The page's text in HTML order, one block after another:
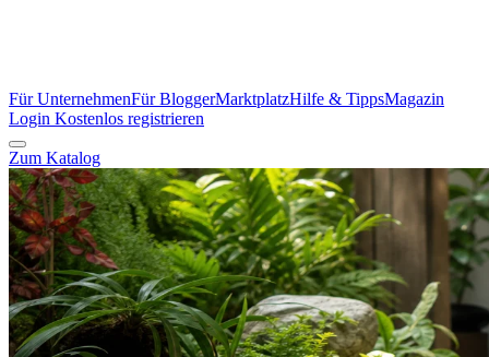
Für UnternehmenFür BloggerMarktplatzHilfe & TippsMagazin
Login Kostenlos registrieren
Zum Katalog